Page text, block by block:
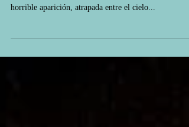
horrible aparición, atrapada entre el cielo...